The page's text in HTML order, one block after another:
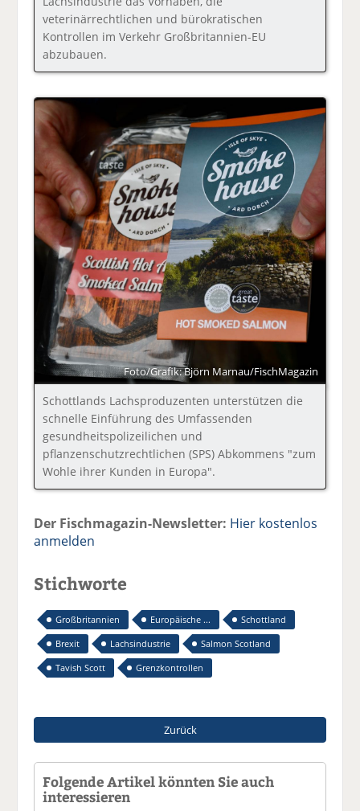
veterinärrechtlichen und bürokratischen
Kontrollen im Verkehr Großbritannien-EU
abzubauen.
Foto/Grafik: Björn Marnau/FischMagazin
Schottlands Lachsproduzenten unterstützen die
schnelle Einführung des Umfassenden
gesundheitspolizeilichen und
pflanzenschutzrechtlichen (SPS) Abkommens "zum
Wohle ihrer Kunden in Europa".
Der Fischmagazin-Newsletter: Hier kostenlos
anmelden
Stichworte
Großbritannien Europäische ...
Schottland
Brexit
Lachsindustrie
Salmon Scotland
Tavish Scott
Grenzkontrollen
Zurück
Folgende Artikel könnten Sie auch
interessieren